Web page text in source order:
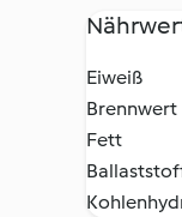
Eiweiß
Brennwert
Fett